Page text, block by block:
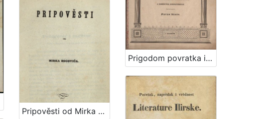
Pripověsti od Mirka Bogovića
Prigodom povratka iz Dalmacie dru. Ljudevitu Gaju u ime iskrenih narodnosti ilirske i njegovih prijateljah / čestituje Pavao Stoós